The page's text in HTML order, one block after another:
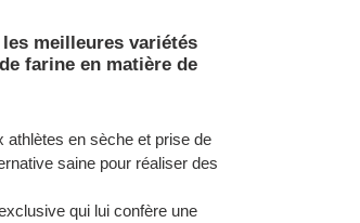
meilleures variétés
farine en matière de
athlètes en sèche et prise de
saine pour réaliser des
qui lui confère une